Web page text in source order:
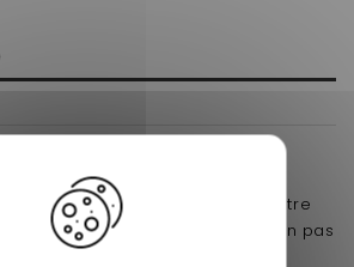
pour moteur focs
s'adaptera parfaitement à votre
si le votre est casser ou son pas
le votre pour effectuer